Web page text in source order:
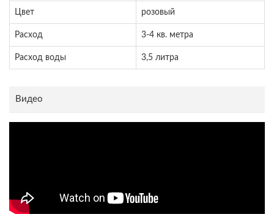
Цвет розовый
Расход 3-4 кв. метра
Расход воды 3,5 литра
Видео